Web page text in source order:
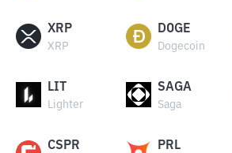
XRP
XRP
DOGE
Dogecoin
LIT
Lighter
SAGA
Saga
CSPR PRL